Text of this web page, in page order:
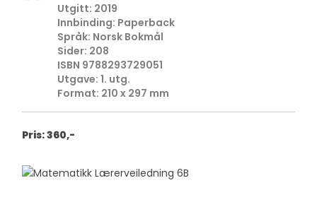
Utgitt: 2019
Innbinding: Paperback
Språk: Norsk Bokmål
Sider: 208
ISBN 9788293729051
Utgave: 1. utg.
Format: 210 x 297 mm
Pris: 360,-